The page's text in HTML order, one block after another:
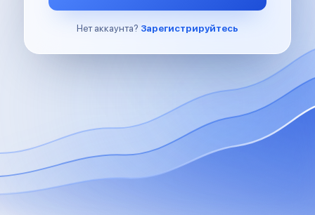
Нет аккаунта? Зарегистрируйтесь